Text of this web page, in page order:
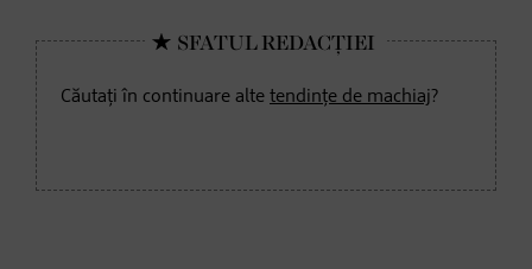
Căutați în continuare alte tendințe de machiaj?